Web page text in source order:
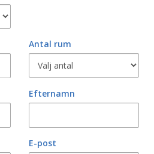
Antal rum
Efternamn
E-post